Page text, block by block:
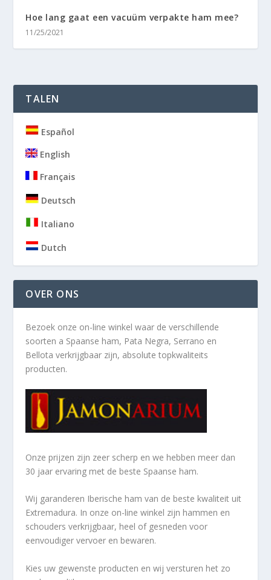
Hoe lang gaat een vacuüm verpakte ham mee?
11/25/2021
TALEN
Español
English
Français
Deutsch
Italiano
Dutch
OVER ONS
Bezoek onze on-line winkel waar de verschillende
soorten a Spaanse ham, Pata Negra, Serrano en
Bellota verkrijgbaar zijn, absolute topkwaliteits
producten.
Onze prijzen zijn zeer scherp en we hebben meer dan
30 jaar ervaring met de beste Spaanse ham.
Wij garanderen Iberische ham van de beste kwaliteit uit
Extremadura. In onze on-line winkel zijn hammen en
schouders verkrijgbaar, heel of gesneden voor
eenvoudiger vervoer en bewaren.
Kies uw gewenste producten en wij versturen het zo